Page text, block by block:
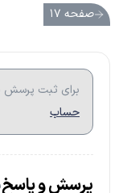
صفحه ۱۷
برای ثبت پرسش
حساب
پرسش و پاسخ